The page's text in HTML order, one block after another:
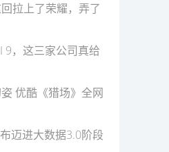
拉上了荣耀，弄了
9，这三家公司真给
优酷《猎场》全网
迈进大数据3.0阶段